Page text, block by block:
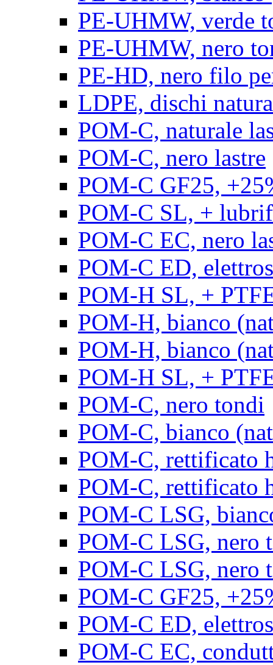
PE-UHMW, verde
PE-UHMW, nero
PE-HD, nero filo
LDPE, dischi
POM-C, naturale
POM-C, nero lastre
POM-C GF25,
POM-C SL, +
POM-C EC, nero
POM-C ED,
POM-H SL, +
POM-H, bianco
POM-H, bianco
POM-H SL, +
POM-C, nero tondi
POM-C, bianco
POM-C, rettificato
POM-C, rettificato
POM-C LSG,
POM-C LSG, nero
POM-C LSG, nero
POM-C GF25,
POM-C ED,
POM-C EC,